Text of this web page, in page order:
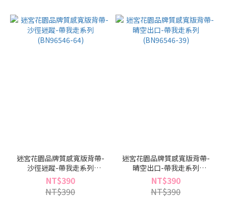
迷宮花園品牌質感寬版背帶-
沙徑迷蹤-帶我走系列
(BN96546-64)
NT$390
NT$390
迷宮花園品牌質感寬版背帶-
晴空出口-帶我走系列
(BN96546-39)
NT$390
NT$390